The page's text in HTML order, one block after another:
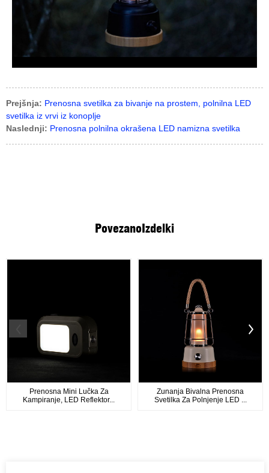
Prejšnja: Prenosna svetilka za bivanje na prostem, polnilna LED
svetilka iz vrvi iz konoplje
Naslednji: Prenosna polnilna okrašena LED namizna svetilka
PovezanoIzdelki
Prenosna Mini Lučka Za
Kampiranje, LED Reflektor...
Zunanja Bivalna Prenosna
Svetilka Za Polnjenje LED ...